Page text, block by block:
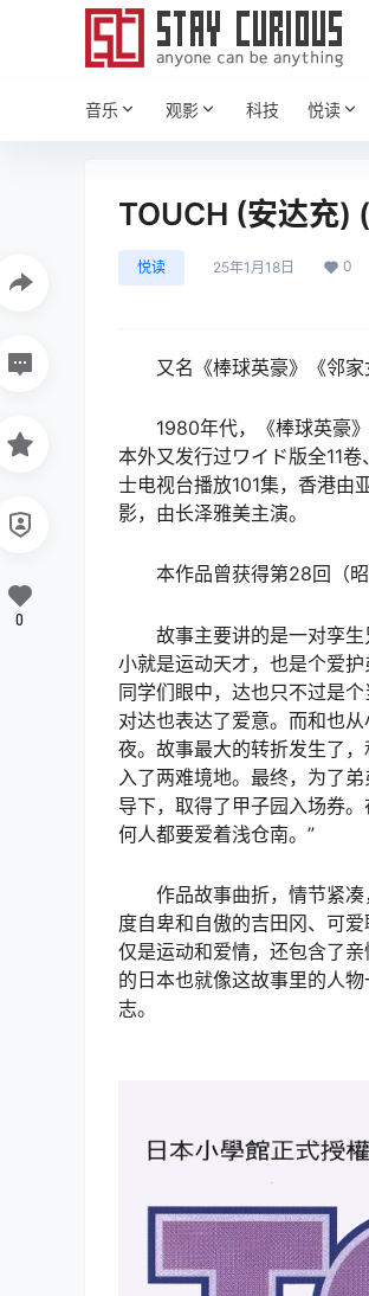
音乐 观影 科技 悦读
TOUCH (安达充)
悦读 25年1月18日 0
又名《棒球英豪》《邻
1980年代，《棒球英豪
本外又发行过ワイド版全11
士电视台播放101集，香港由
影，由长泽雅美主演。
本作品曾获得第28回（
故事主要讲的是一对孪
小就是运动天才，也是个爱
同学们眼中，达也只不过是
对达也表达了爱意。而和也
夜。故事最大的转折发生了
入了两难境地。最终，为了
导下，取得了甲子园入场券
何人都要爱着浅仓南。”
作品故事曲折，情节紧
度自卑和自傲的吉田冈、可
仅是运动和爱情，还包含了
的日本也就像这故事里的人
志。
0